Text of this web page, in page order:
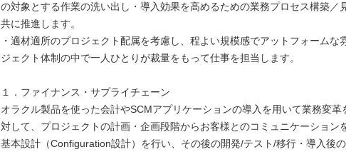
の対象とする作業の洗い出し・導入効果を高めるための業務プロセス構築／
共に推進します。
・適材適所のプロジェクト配属を考慮し、程よい規模感でアットフォームな
ジェクト体制の中で一人ひとりが裁量をもって仕事を担当します。
１．ファイナンス・サプライチェーン
オラクル製品を使った会計やSCMアプリケーションの導入を用いて業務変革
対して、プロジェクトの計画・企画段階からお客様とのコミュニケーション
基本設計（Configuration設計）を行い、その後の開発/テスト/移行・導入後